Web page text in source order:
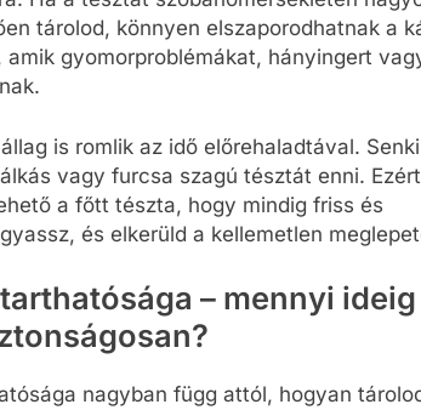
tárolod, könnyen elszaporodhatnak a
amik gyomorproblémákat, hányingert
is romlik az idő előrehaladtával.
vagy furcsa szagú tésztát enni.
a főtt tészta, hogy mindig friss és
és elkerüld a kellemetlen
– mennyi ideig
nagyban függ attól, hogyan